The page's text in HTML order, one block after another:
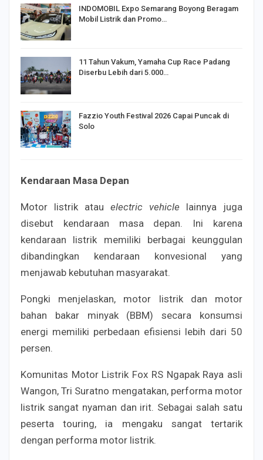
INDOMOBIL Expo Semarang Boyong Beragam
Mobil Listrik dan Promo…
11 Tahun Vakum, Yamaha Cup Race Padang
Diserbu Lebih dari 5.000…
Fazzio Youth Festival 2026 Capai Puncak di
Solo
Kendaraan Masa Depan
Motor listrik atau electric vehicle lainnya juga
disebut kendaraan masa depan. Ini karena
kendaraan listrik memiliki berbagai keunggulan
dibandingkan kendaraan konvesional yang
menjawab kebutuhan masyarakat.
Pongki menjelaskan, motor listrik dan motor
bahan bakar minyak (BBM) secara konsumsi
energi memiliki perbedaan efisiensi lebih dari 50
persen.
Komunitas Motor Listrik Fox RS Ngapak Raya asli
Wangon, Tri Suratno mengatakan, performa motor
listrik sangat nyaman dan irit. Sebagai salah satu
peserta touring, ia mengaku sangat tertarik
dengan performa motor listrik.